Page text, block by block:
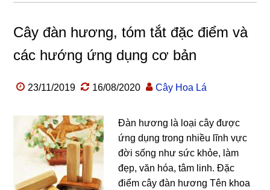
Cây đàn hương, tóm tắt đặc điểm và
các hướng ứng dụng cơ bản
23/11/2019 16/08/2020 Cây Hoa Lá
Đàn hương là loại cây được
ứng dụng trong nhiều lĩnh vực
đời sống như sức khỏe, làm
đẹp, văn hóa, tâm linh. Đặc
điểm cây đàn hương Tên khoa